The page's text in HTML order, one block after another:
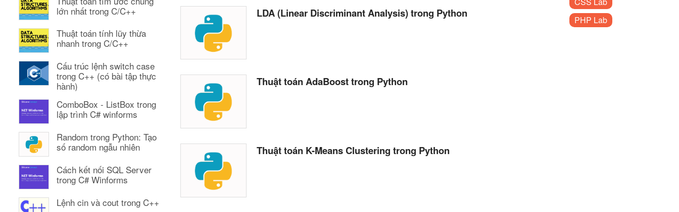
lớn nhất trong C/C++
Thuật toán tính lũy thừa
nhanh trong C/C++
Cấu trúc lệnh switch case
trong C++ (có bài tập thực
hành)
ComboBox - ListBox trong
lập trình C# winforms
Random trong Python: Tạo
số random ngẫu nhiên
Cách kết nối SQL Server
trong C# Winforms
Lệnh cin và cout trong C++
LDA (Linear Discriminant Analysis) trong Python
Thuật toán AdaBoost trong Python
Thuật toán K-Means Clustering trong Python
PHP Lab